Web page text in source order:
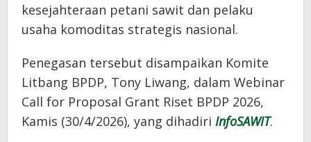
kesejahteraan petani sawit dan pelaku
usaha komoditas strategis nasional.
Penegasan tersebut disampaikan Komite
Litbang BPDP, Tony Liwang, dalam Webinar
Call for Proposal Grant Riset BPDP 2026,
Kamis (30/4/2026), yang dihadiri InfoSAWIT.